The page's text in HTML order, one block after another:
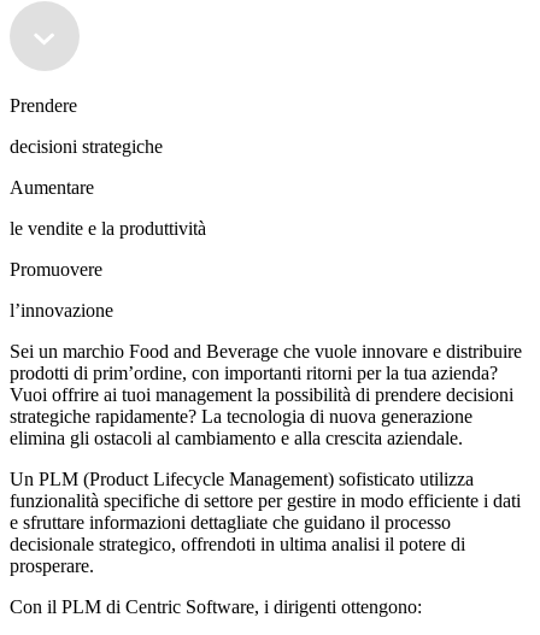
Prendere
decisioni strategiche
Aumentare
le vendite e la produttività
Promuovere
l’innovazione
Sei un marchio Food and Beverage che vuole innovare e distribuire
prodotti di prim’ordine, con importanti ritorni per la tua azienda?
Vuoi offrire ai tuoi management la possibilità di prendere decisioni
strategiche rapidamente? La tecnologia di nuova generazione
elimina gli ostacoli al cambiamento e alla crescita aziendale.
Un PLM (Product Lifecycle Management) sofisticato utilizza
funzionalità specifiche di settore per gestire in modo efficiente i dati
e sfruttare informazioni dettagliate che guidano il processo
decisionale strategico, offrendoti in ultima analisi il potere di
prosperare.
Con il PLM di Centric Software, i dirigenti ottengono: